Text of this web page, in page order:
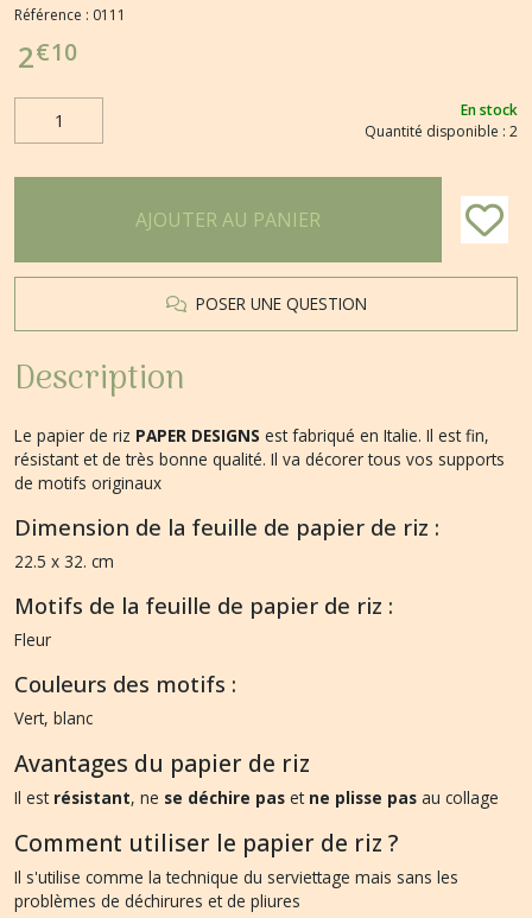
Référence : 0111
2€10
En stock
Quantité disponible : 2
AJOUTER AU PANIER
POSER UNE QUESTION
Description
Le papier de riz PAPER DESIGNS est fabriqué en Italie. Il est fin,
résistant et de très bonne qualité. Il va décorer tous vos supports
de motifs originaux
Dimension de la feuille de papier de riz :
22.5 x 32. cm
Motifs de la feuille de papier de riz :
Fleur
Couleurs des motifs :
Vert, blanc
Avantages du papier de riz
Il est résistant, ne se déchire pas et ne plisse pas au collage
Comment utiliser le papier de riz ?
Il s'utilise comme la technique du serviettage mais sans les
problèmes de déchirures et de pliures